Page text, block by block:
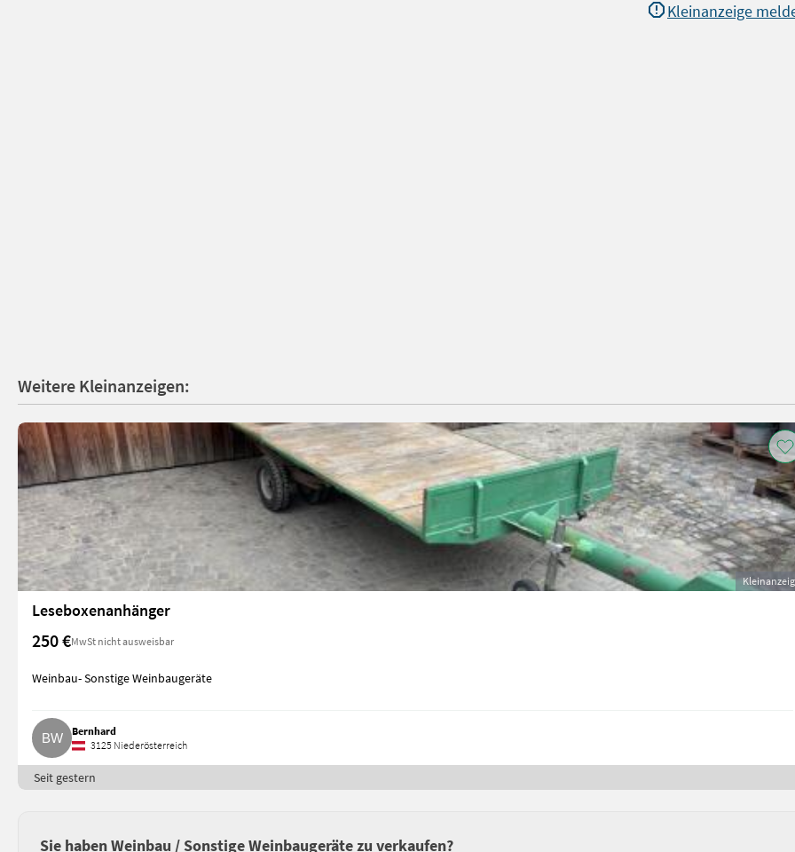
Kleinanzeige
Weitere Kleinanzeigen:
Leseboxenanhänger
250 €MwSt nicht ausweisbar
Weinbau- Sonstige Weinbaugeräte
Bernhard
3125 Niederösterreich
Seit gestern
Sie haben Weinbau / Sonstige Weinbaugeräte zu verkaufen?